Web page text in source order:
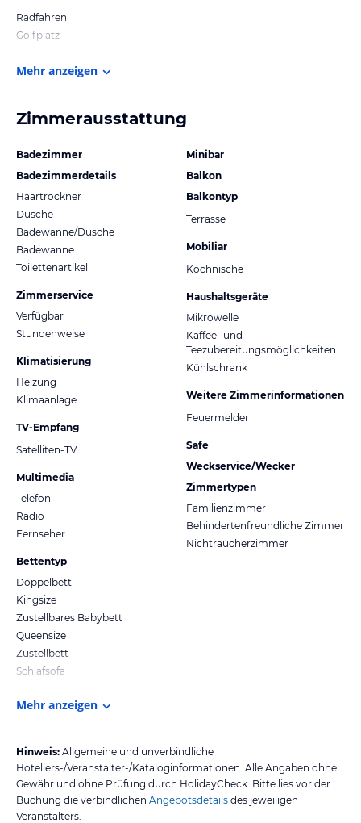
Radfahren
Golfplatz
Mehr anzeigen
Zimmerausstattung
Badezimmer
Badezimmerdetails
Haartrockner
Dusche
Badewanne/Dusche
Badewanne
Toilettenartikel
Zimmerservice
Verfügbar
Stundenweise
Klimatisierung
Heizung
Klimaanlage
TV-Empfang
Satelliten-TV
Multimedia
Telefon
Radio
Fernseher
Bettentyp
Doppelbett
Kingsize
Zustellbares Babybett
Queensize
Zustellbett
Schlafsofa
Minibar
Balkon
Balkontyp
Terrasse
Mobiliar
Kochnische
Haushaltsgeräte
Mikrowelle
Kaffee- und
Teezubereitungsmöglichkeiten
Kühlschrank
Weitere Zimmerinformationen
Feuermelder
Safe
Weckservice/Wecker
Zimmertypen
Familienzimmer
Behindertenfreundliche Zimmer
Nichtraucherzimmer
Mehr anzeigen
Hinweis: Allgemeine und unverbindliche
Hoteliers-/Veranstalter-/Kataloginformationen. Alle Angaben ohne
Gewähr und ohne Prüfung durch HolidayCheck. Bitte lies vor der
Buchung die verbindlichen Angebotsdetails des jeweiligen
Veranstalters.